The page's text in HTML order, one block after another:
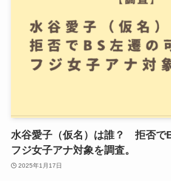
水谷愛子（仮名）は誰？ 拒否で
フジ女子アナ対象を調査。
2025年1月17日